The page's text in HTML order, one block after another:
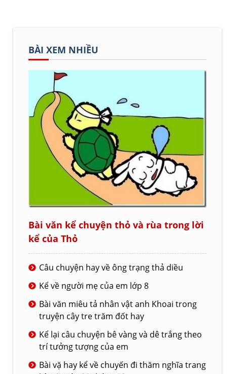
BÀI XEM NHIỀU
Bài văn kể chuyện thỏ và rùa trong lời
kể của Thỏ
Câu chuyện hay về ông trạng thả diều
Kể về người mẹ của em lớp 8
Bài văn miêu tả nhân vật anh Khoai trong
truyện cây tre trăm đốt hay
Kể lại câu chuyện bê vàng và dê trắng theo
trí tưởng tượng của em
Bài vặ hay kể về chuyến đi thăm nghĩa trang